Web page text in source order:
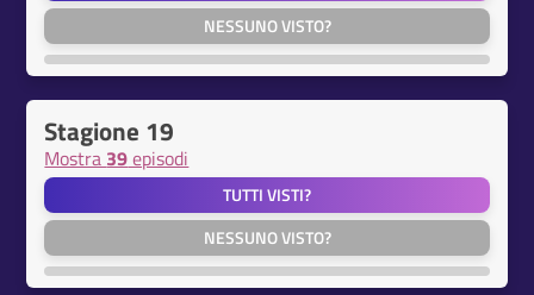
NESSUNO VISTO?
Stagione 19
Mostra 39episodi
TUTTI VISTI?
NESSUNO VISTO?